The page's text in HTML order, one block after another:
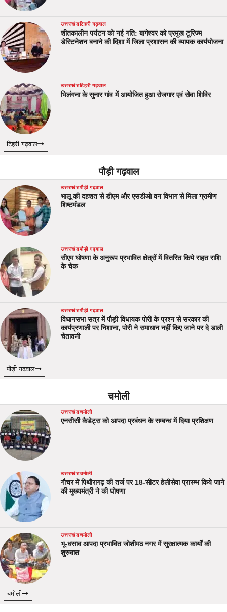
उत्तराखंडटिहरी गढ़वाल
शीतकालीन पर्यटन को नई गति: बागेश्वर को प्रमुख टूरिज्म
डेस्टिनेशन बनाने की दिशा में जिला प्रशासन की व्यापक कार्ययोजना
उत्तराखंडटिहरी गढ़वाल
भिलंगना के सुनार गांव में आयोजित हुआ रोजगार एवं सेवा शिविर
टिहरी गढ़वाल
पौड़ी गढ़वाल
उत्तराखंडपौड़ी गढ़वाल
भालू की दहशत से डीएम और एसडीओ वन विभाग से मिला ग्रामीण
शिष्टमंडल
उत्तराखंडपौड़ी गढ़वाल
सीएम घोषणा के अनुरूप प्रभावित क्षेत्रों में वितरित किये राहत राशि
के चेक
उत्तराखंडपौड़ी गढ़वाल
विधानसभा सत्र में पौड़ी विधायक पोरी के प्रश्न से सरकार की
कार्यप्रणाली पर निशाना, पोरी ने समाधान नहीं किए जाने पर दे डाली
चेतावनी
पौड़ी गढ़वाल
चमोली
उत्तराखंडचमोली
एनसीसी कैडेट्स को आपदा प्रबंधन के सम्बन्ध में दिया प्रशिक्षण
उत्तराखंडचमोली
गौचर में पिथौरागढ़ की तर्ज पर 18-सीटर हेलीसेवा प्रारम्भ किये जाने
की मुख्यमंत्री ने की घोषणा
उत्तराखंडचमोली
भू-धसाव आपदा प्रभावित जोशीमठ नगर में सुरक्षात्मक कार्यों की
शुरुवात
चमोली